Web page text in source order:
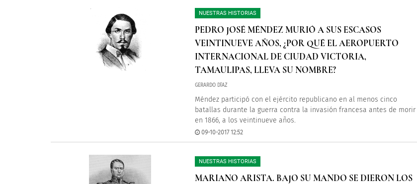
NUESTRAS HISTORIAS
PEDRO JOSÉ MÉNDEZ MURIÓ A SUS ESCASOS
VEINTINUEVE AÑOS, ¿POR QUÉ EL AEROPUERTO
INTERNACIONAL DE CIUDAD VICTORIA,
TAMAULIPAS, LLEVA SU NOMBRE?
GERARDO DÍAZ
Méndez participó con el ejército republicano en al menos cinco
batallas durante la guerra contra la invasión francesa antes de morir
en 1866, a los veintinueve años.
09-10-2017 12:52
NUESTRAS HISTORIAS
MARIANO ARISTA. BAJO SU MANDO SE DIERON LOS